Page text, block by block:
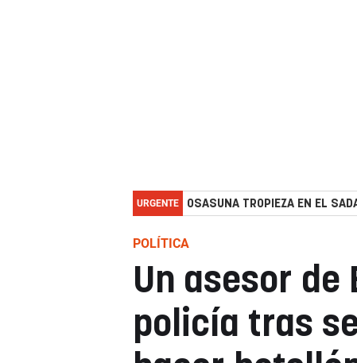
URGENTE OSASUNA TROPIEZA EN EL
POLÍTICA
Un asesor de
policía tras